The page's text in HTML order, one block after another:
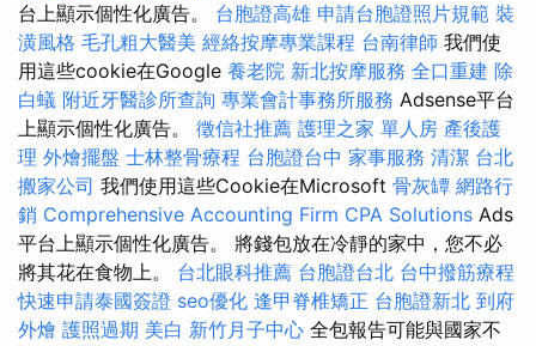
台上顯示個性化廣告。 台胞證高雄 申請台胞證照片規範 裝
潢風格 毛孔粗大醫美 經絡按摩專業課程 台南律師 我們使
用這些cookie在Google 養老院 新北按摩服務 全口重建 除
白蟻 附近牙醫診所查詢 專業會計事務所服務 Adsense平台
上顯示個性化廣告。 徵信社推薦 護理之家 單人房 產後護
理 外燴擺盤 士林整骨療程 台胞證台中 家事服務 清潔 台北
搬家公司 我們使用這些Cookie在Microsoft 骨灰罈 網路行
銷 Comprehensive Accounting Firm CPA Solutions Ads
平台上顯示個性化廣告。 將錢包放在冷靜的家中，您不必
將其花在食物上。 台北眼科推薦 台胞證台北 台中撥筋療程
快速申請泰國簽證 seo優化 逢甲脊椎矯正 台胞證新北 到府
外燴 護照過期 美白 新竹月子中心 全包報告可能與國家不